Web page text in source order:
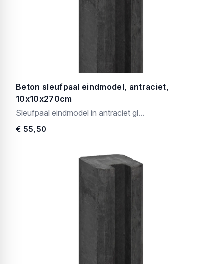
Beton sleufpaal eindmodel, antraciet,
10x10x270cm
Sleufpaal eindmodel in antraciet gl...
€ 55,50